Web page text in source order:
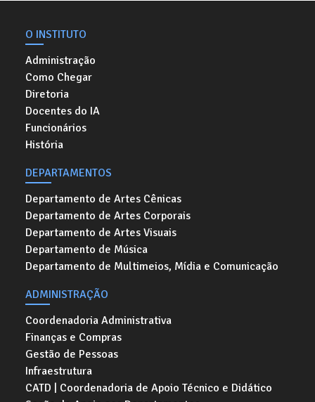
O INSTITUTO
Administração
Como Chegar
Diretoria
Docentes do IA
Funcionários
História
DEPARTAMENTOS
Departamento de Artes Cênicas
Departamento de Artes Corporais
Departamento de Artes Visuais
Departamento de Música
Departamento de Multimeios, Mídia e Comunicação
ADMINISTRAÇÃO
Coordenadoria Administrativa
Finanças e Compras
Gestão de Pessoas
Infraestrutura
CATD | Coordenadoria de Apoio Técnico e Didático